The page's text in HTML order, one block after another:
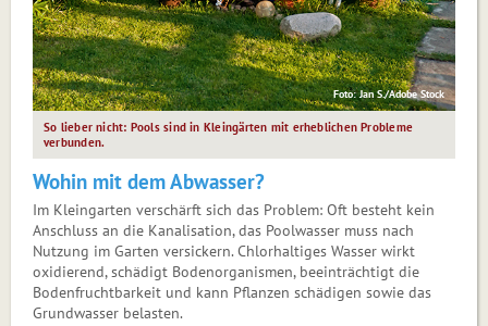
Foto: Jan S./Adobe Stock
So lieber nicht: Pools sind in Kleingärten mit erheblichen Probleme
verbunden.
Wohin mit dem Abwasser?
Im Kleingarten verschärft sich das Problem: Oft besteht kein
Anschluss an die Kanalisation, das Poolwasser muss nach
Nutzung im Garten versickern. Chlorhaltiges Wasser wirkt
oxidierend, schädigt Bodenorganismen, beeinträchtigt die
Bodenfruchtbarkeit und kann Pflanzen schädigen sowie das
Grundwasser belasten.